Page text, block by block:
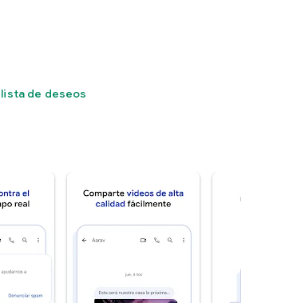
de deseos